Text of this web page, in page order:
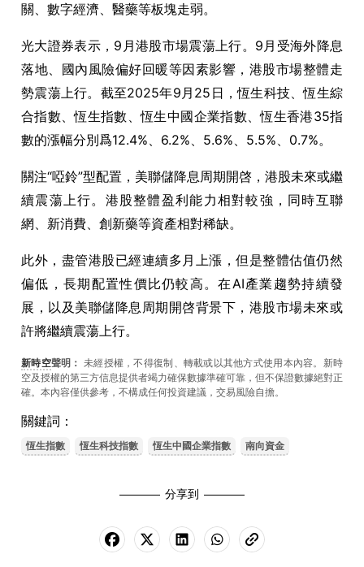
關、數字經濟、醫藥等板塊走弱。
光大證券表示，9月港股市場震蕩上行。9月受海外降息
落地、國內風險偏好回暖等因素影響，港股市場整體走
勢震蕩上行。截至2025年9月25日，恆生科技、恆生綜
合指數、恆生指數、恆生中國企業指數、恆生香港35指
數的漲幅分別爲12.4%、6.2%、5.6%、5.5%、0.7%。
關注“啞鈴”型配置，美聯儲降息周期開啓，港股未來或繼
續震蕩上行。港股整體盈利能力相對較強，同時互聯
網、新消費、創新藥等資產相對稀缺。
此外，盡管港股已經連續多月上漲，但是整體估值仍然
偏低，長期配置性價比仍較高。在AI產業趨勢持續發
展，以及美聯儲降息周期開啓背景下，港股市場未來或
許將繼續震蕩上行。
新時空聲明： 未經授權，不得復制、轉載或以其他方式使用本內容。新時
空及授權的第三方信息提供者竭力確保數據準確可靠，但不保證數據絕對正
確。本內容僅供參考，不構成任何投資建議，交易風險自擔。
關鍵詞：
恆生指數 恆生科技指數 恆生中國企業指數 南向資金
分享到